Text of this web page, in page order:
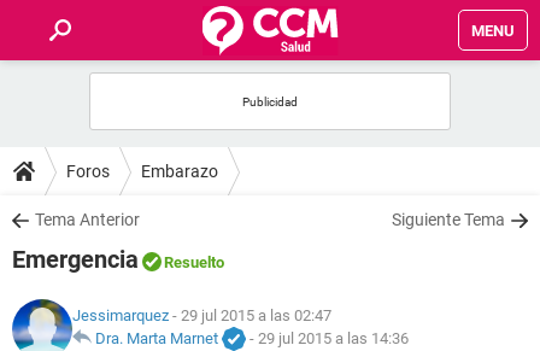
MENU
FOROS
SALUD
FAMILIA
NUTRICIÓN
Foros Embarazo
Tema Anterior Siguiente Tema
Emergencia Resuelto
Jessimarquez - 29 jul 2015 a las 02:47
Dra. Marta Marnet
- 29 jul 2015 a las 14:36